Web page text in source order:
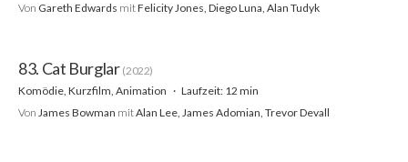
Von Gareth Edwards mitFelicity Jones, Diego Luna, Alan Tudyk
83. Cat Burglar (2022)
Komödie, Kurzfilm, Animation
Laufzeit: 12 min
Von James Bowman mitAlan Lee, James Adomian, Trevor Devall